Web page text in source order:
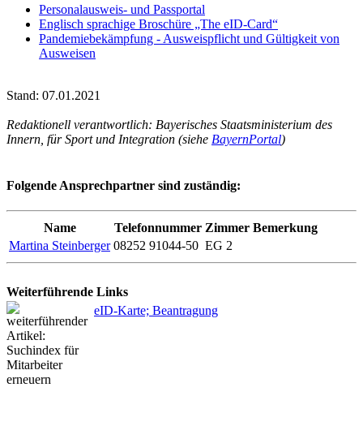
Personalausweis- und Passportal
Englisch sprachige Broschüre „The eID-Card“
Pandemiebekämpfung - Ausweispflicht und Gültigkeit von
Ausweisen
Stand: 07.01.2021
Redaktionell verantwortlich: Bayerisches Staatsministerium des
Innern, für Sport und Integration (siehe BayernPortal)
Folgende Ansprechpartner sind zuständig:
Name Telefonnummer Zimmer Bemerkung
Martina Steinberger 08252 91044-50 EG 2
Weiterführende Links
eID-Karte; Beantragung